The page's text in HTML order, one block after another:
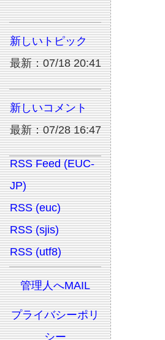
新しいトピック
最新：07/18 20:41
新しいコメント
最新：07/28 16:47
RSS Feed (EUC-
JP)
RSS (euc)
RSS (sjis)
RSS (utf8)
管理人へMAIL
プライバシーポリ
シー